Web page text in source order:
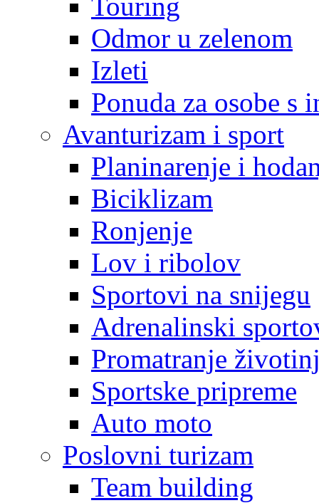
Odmor u zelenom
Izleti
Ponuda za osobe s
Avanturizam i sport
Planinarenje i
Biciklizam
Ronjenje
Lov i ribolov
Sportovi na snijegu
Adrenalinski
Promatranje
Sportske pripreme
Auto moto
Poslovni turizam
Team building